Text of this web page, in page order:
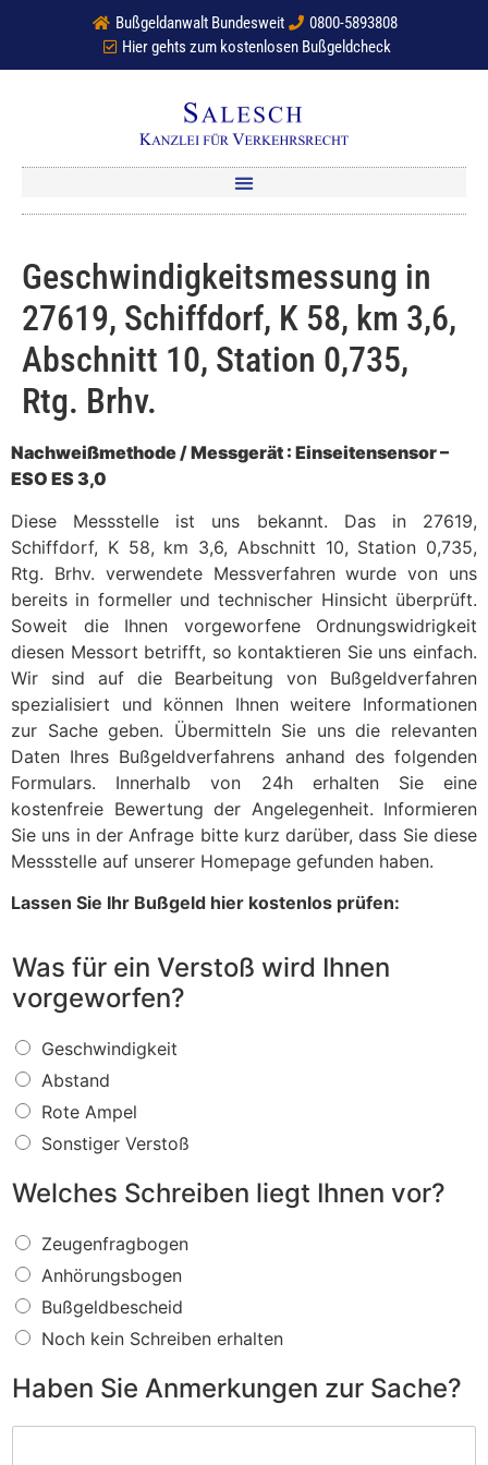
Bußgeldanwalt Bundesweit
0800-5893808
Hier gehts zum kostenlosen Bußgeldcheck
Geschwindigkeitsmessung in
27619, Schiffdorf, K 58, km 3,6,
Abschnitt 10, Station 0,735,
Rtg. Brhv.
Nachweißmethode / Messgerät : Einseitensensor –
ESO ES 3,0
Diese Messstelle ist uns bekannt. Das in 27619,
Schiffdorf, K 58, km 3,6, Abschnitt 10, Station 0,735,
Rtg. Brhv. verwendete Messverfahren wurde von uns
bereits in formeller und technischer Hinsicht überprüft.
Soweit die Ihnen vorgeworfene Ordnungswidrigkeit
diesen Messort betrifft, so kontaktieren Sie uns einfach.
Wir sind auf die Bearbeitung von Bußgeldverfahren
spezialisiert und können Ihnen weitere Informationen
zur Sache geben. Übermitteln Sie uns die relevanten
Daten Ihres Bußgeldverfahrens anhand des folgenden
Formulars. Innerhalb von 24h erhalten Sie eine
kostenfreie Bewertung der Angelegenheit. Informieren
Sie uns in der Anfrage bitte kurz darüber, dass Sie diese
Messstelle auf unserer Homepage gefunden haben.
Lassen Sie Ihr Bußgeld hier kostenlos prüfen:
Was für ein Verstoß wird Ihnen
vorgeworfen?
W
a
s
f
ü
r
i
V
e
r
s
t
o
ß
w
Geschwindigkeit
Abstand
Rote Ampel
Sonstiger Verstoß
Welches Schreiben liegt Ihnen vor?
W
e
c
h
e
S
Zeugenfragbogen
Anhörungsbogen
Bußgeldbescheid
Noch kein Schreiben erhalten
Haben Sie Anmerkungen zur Sache?